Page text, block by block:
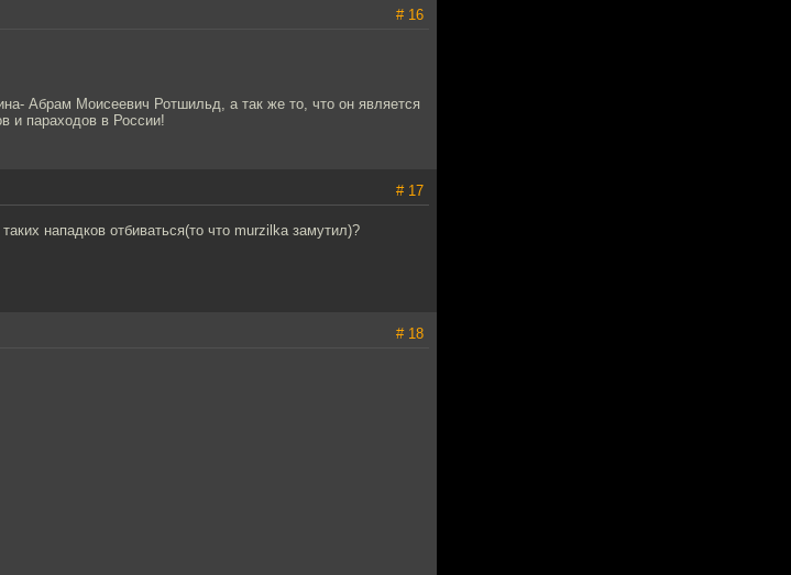
# 16
Абрам Моисеевич Ротшильд, а так же то, что он является
и параходов в России!
# 17
нападков отбиваться(то что murzilka замутил)?
# 18